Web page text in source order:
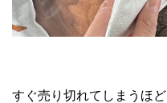
すぐ売り切れてしまうほど